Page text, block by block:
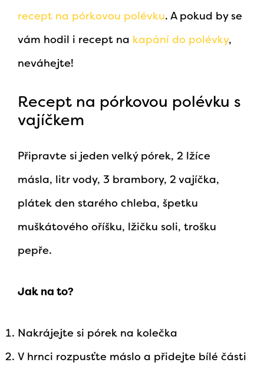
recept na pórkovou polévku. A pokud by se
vám hodil i recept na kapání do polévky,
neváhejte!
Recept na pórkovou polévku s
vajíčkem
Připravte si jeden velký pórek, 2 lžíce
másla, litr vody, 3 brambory, 2 vajíčka,
plátek den starého chleba, špetku
muškátového oříšku, lžičku soli, trošku
pepře.
Jak na to?
Nakrájejte si pórek na kolečka
V hrnci rozpusťte máslo a přidejte bílé části